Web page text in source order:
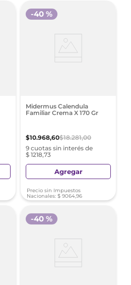
Midermus Calendula
Familiar Crema X 170 Gr
$10.968,60$18.281,00
9 cuotas sin interés de
$ 1218,73
-40 %
Agregar
Precio sin Impuestos
Nacionales: $ 9064,96
-40 %